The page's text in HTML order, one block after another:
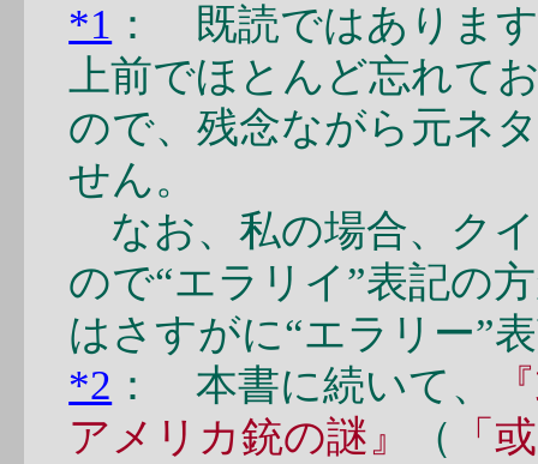
*1 ： 既読ではありま
上前でほとんど忘れて
ので、残念ながら元ネ
せん。
なお、私の場合、ク
ので“エラリイ”表記の
はさすがに“エラリー”
*2 ： 本書に続いて、
アメリカ銃の謎』
（
「